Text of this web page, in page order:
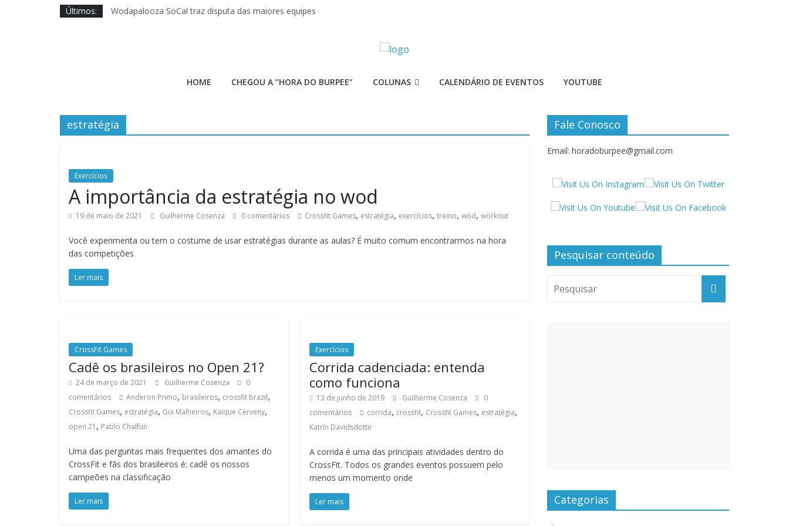
Últimos:
Wodapalooza SoCal traz disputa das maiores equipes
Burpee
Hora
Burpee
HOME CHEGOU A “HORA DO BURPEE” COLUNAS CALENDÁRIO DE EVENTOS YOUTUBE
estratégia
Exercícios
A importância da estratégia no wod
19 de maio de 2021 Guilherme Cosenza 0 comentários Crossfit Games, estratégia, exercícios, treino, wod, workout
Você experimenta ou tem o costume de usar estratégias durante as aulas? É muito comum encontrarmos na hora
das competições
Ler mais
CrossFit Games
Cadê os brasileiros no Open 21?
24 de março de 2021 Guilherme Cosenza
0
comentários
Anderon Primo, brasileiros, crossfit brazil,
Crossfit Games, estratégia, Gui Malheiros, Kaique Cerveny,
open 21 , Pablo Chalfun
Uma das perguntas mais frequentes dos amantes do
CrossFit e fãs dos brasileiros é: cadê os nossos
campeões na classificação
Ler mais
Exercícios
Corrida cadenciada: entenda
como funciona
13 de junho de 2019 Guilherme Cosenza
0
comentários
corrida, crossfit, Crossfit Games, estratégia,
Katrín Davidsdottir
A corrida é uma das principais atividades dentro do
CrossFit. Todos os grandes eventos possuem pelo
menos um momento onde
Ler mais
Fale Conosco
Email: horadoburpee@gmail.com
Pesquisar conteúdo
Categorias